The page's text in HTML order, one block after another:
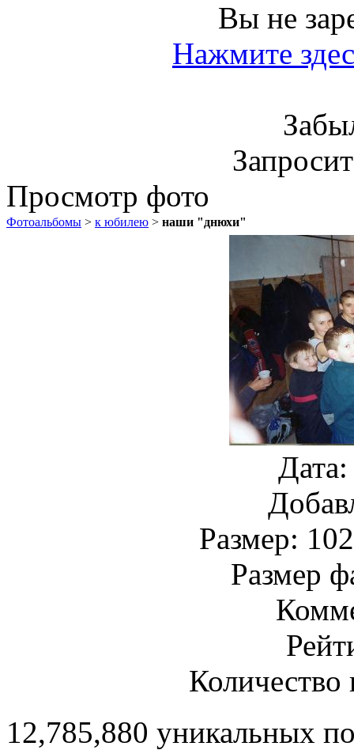
Вы не
Нажмите
Просмотр фото
Фотоальбомы > к юбилею > наши "днюхи"
Размер:
Размер
12,785,880 уникальных